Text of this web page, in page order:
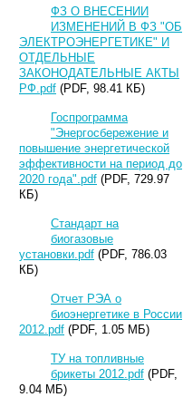
ФЗ О ВНЕСЕНИИ
ИЗМЕНЕНИЙ В ФЗ "ОБ
ЭЛЕКТРОЭНЕРГЕТИКЕ" И
ОТДЕЛЬНЫЕ
ЗАКОНОДАТЕЛЬНЫЕ АКТЫ
РФ.pdf (PDF, 98.41 КБ)
Госпрограмма
"Энергосбережение и
повышение энергетической
эффективности на период до
2020 года".pdf (PDF, 729.97
КБ)
Стандарт на
биогазовые
установки.pdf (PDF, 786.03
КБ)
Отчет РЭА о
биоэнергетике в России
2012.pdf (PDF, 1.05 МБ)
ТУ на топливные
брикеты 2012.pdf (PDF,
9.04 МБ)